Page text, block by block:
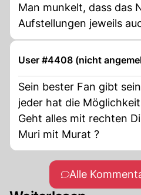
Man munkelt, dass das
Aufstellungen jeweils
User #4408 (nicht
Sein bester Fan gibt
jeder hat die
Geht alles mit rechten
Muri mit Murat ?
Alle